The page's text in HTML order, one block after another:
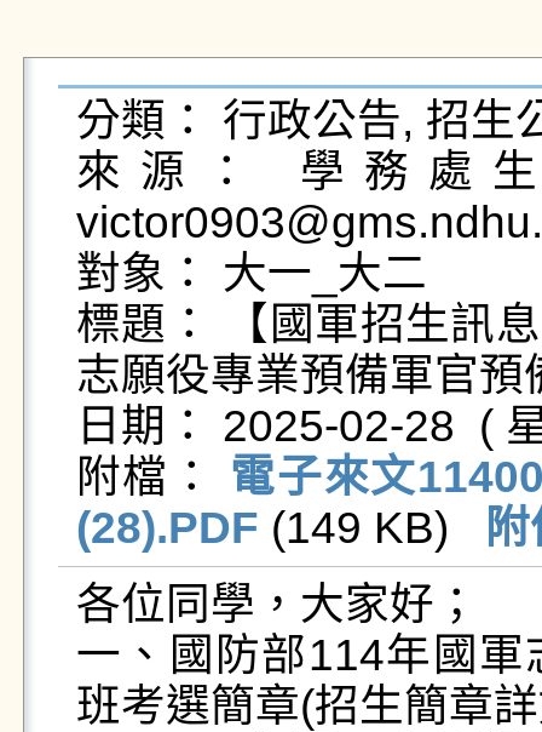
分類： 行政公告, 招生
來源： 學務處
對象： 大一_大二
標題： 【國軍招生訊
志願役專業預備軍官
日期： 2025-02-28  (
附檔： 電子來文
(28).PDF (149 KB)
各位同學，大家好；
一、國防部114年國
班考選簡章(招生簡章